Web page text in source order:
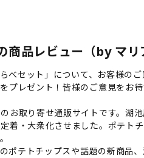
商品レビュー（by マリ
セット」について、お客様のご
プレゼント！皆様のご意見をお待
お取り寄せ通販サイトです。
・大衆化させました。ポテト
テトチップスや話題の新商品